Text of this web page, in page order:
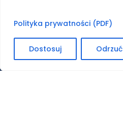
Polityka prywatności (PDF)
Dostosuj Odrzuć